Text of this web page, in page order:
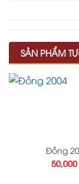
SẢN PHẨM
Đồng
50,000